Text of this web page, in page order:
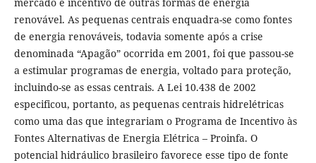
mercado e incentivo de outras formas de energia
renovável. As pequenas centrais enquadra-se como fontes
de energia renováveis, todavia somente após a crise
denominada “Apagão” ocorrida em 2001, foi que passou-se
a estimular programas de energia, voltado para proteção,
incluindo-se as essas centrais. A Lei 10.438 de 2002
especificou, portanto, as pequenas centrais hidrelétricas
como uma das que integrariam o Programa de Incentivo às
Fontes Alternativas de Energia Elétrica – Proinfa. O
potencial hidráulico brasileiro favorece esse tipo de fonte